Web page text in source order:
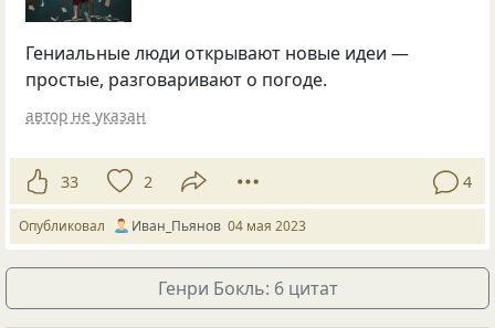
Гениальные люди открывают новые идеи —
простые, разговаривают о погоде.
автор не указан
33 2 4
Опубликовал Иван_Пьянов 04 мая 2023
Генри Бокль: 6 цитат